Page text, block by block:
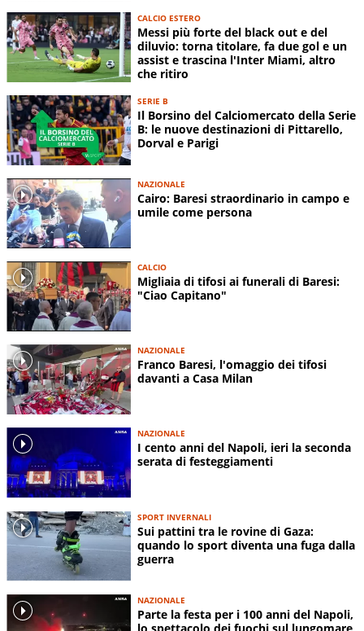
CALCIO ESTERO
Messi più forte del black out e del
diluvio: torna titolare, fa due gol e un
assist e trascina l'Inter Miami, altro
che ritiro
SERIE B
Il Borsino del Calciomercato della Serie
B: le nuove destinazioni di Pittarello,
Dorval e Parigi
NAZIONALE
Cairo: Baresi straordinario in campo e
umile come persona
CALCIO
Migliaia di tifosi ai funerali di Baresi:
"Ciao Capitano"
NAZIONALE
Franco Baresi, l'omaggio dei tifosi
davanti a Casa Milan
NAZIONALE
I cento anni del Napoli, ieri la seconda
serata di festeggiamenti
SPORT INVERNALI
Sui pattini tra le rovine di Gaza:
quando lo sport diventa una fuga dalla
guerra
NAZIONALE
Parte la festa per i 100 anni del Napoli,
lo spettacolo dei fuochi sul lungomare